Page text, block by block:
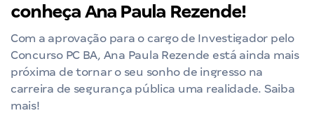
conheça Ana Paula Rezende!
Com a aprovação para o cargo de Investigador pelo
Concurso PC BA, Ana Paula Rezende está ainda mais
próxima de tornar o seu sonho de ingresso na
carreira de segurança pública uma realidade. Saiba
mais!